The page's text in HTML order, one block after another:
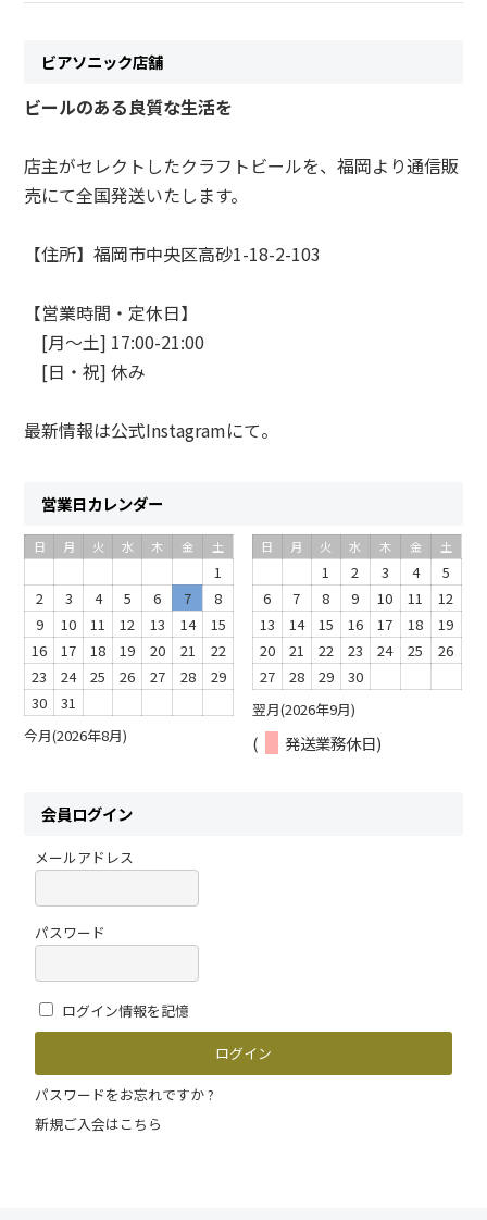
ビアソニック店舗
ビールのある良質な生活を
店主がセレクトしたクラフトビールを、福岡より通信販
売にて全国発送いたします。
【住所】福岡市中央区高砂1-18-2-103
【営業時間・定休日】
[月〜土] 17:00-21:00
[日・祝] 休み
最新情報は公式Instagramにて。
営業日カレンダー
今月(2026年8月)
日 月 火 水 木 金 土
1
2
3 4 5 6 7
8
9
10 11 12 13 14
15
16
17 18 19 20 21
22
23
24 25 26 27 28
29
30
31 翌月(2026年9月)
日 月 火 水 木 金 土
1 2 3 4
5
6
7 8 9 10 11
12
13
14 15 16 17 18
19
20
21 22 23 24 25
26
27
28 29 30
( 発送業務休日)
会員ログイン
メールアドレス
パスワード
ログイン情報を記憶
パスワードをお忘れですか ?
新規ご入会はこちら